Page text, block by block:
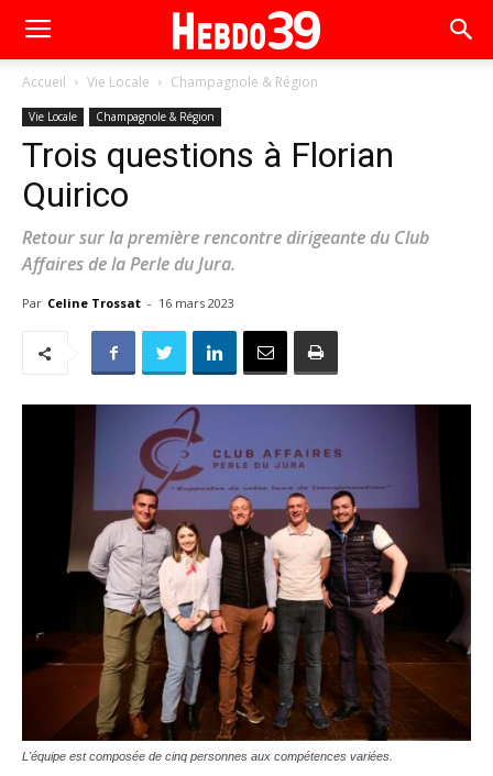
Accueil Vie Locale Champagnole & Région
Vie Locale Champagnole & Région
Trois questions à Florian
Quirico
Retour sur la première rencontre dirigeante du Club
Affaires de la Perle du Jura.
Par Celine Trossat - 16 mars 2023
L'équipe est composée de cinq personnes aux compétences variées.